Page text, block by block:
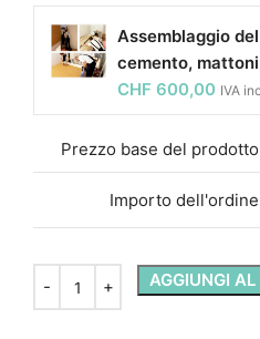
Assemblaggio
cemento,
CHF 600,00 IVA
Prezzo base del
Importo
AGGIUNGI AL